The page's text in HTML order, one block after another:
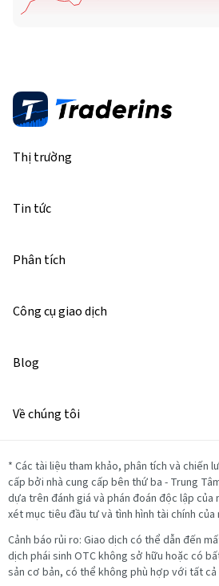
Thị trường
Tin tức
Phân tích
Công cụ giao dịch
Blog
Về chúng tôi
* Các tài liệu tham khảo, phân tích và chiến
cấp bởi nhà cung cấp bên thứ ba - Trung
dựa trên đánh giá và phán đoán độc lập của
xét mục tiêu đầu tư và tình hình tài chính của
Cảnh báo rủi ro: Giao dịch có thể dẫn đến
dịch phái sinh OTC không sở hữu hoặc có
sản cơ bản, có thể không phù hợp với tất